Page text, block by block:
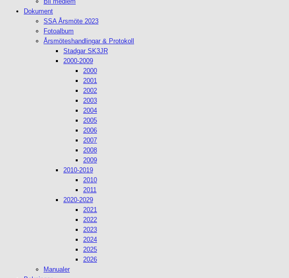
Dokument
SSA Årsmöte 2023
Fotoalbum
Årsmöteshandlingar & Protokoll
Stadgar SK3JR
2000-2009
2000
2001
2002
2003
2004
2005
2006
2007
2008
2009
2010-2019
2010
2011
2020-2029
2021
2022
2023
2024
2025
2026
Manualer